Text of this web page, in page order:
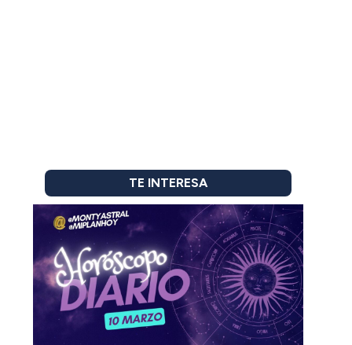
TE INTERESA